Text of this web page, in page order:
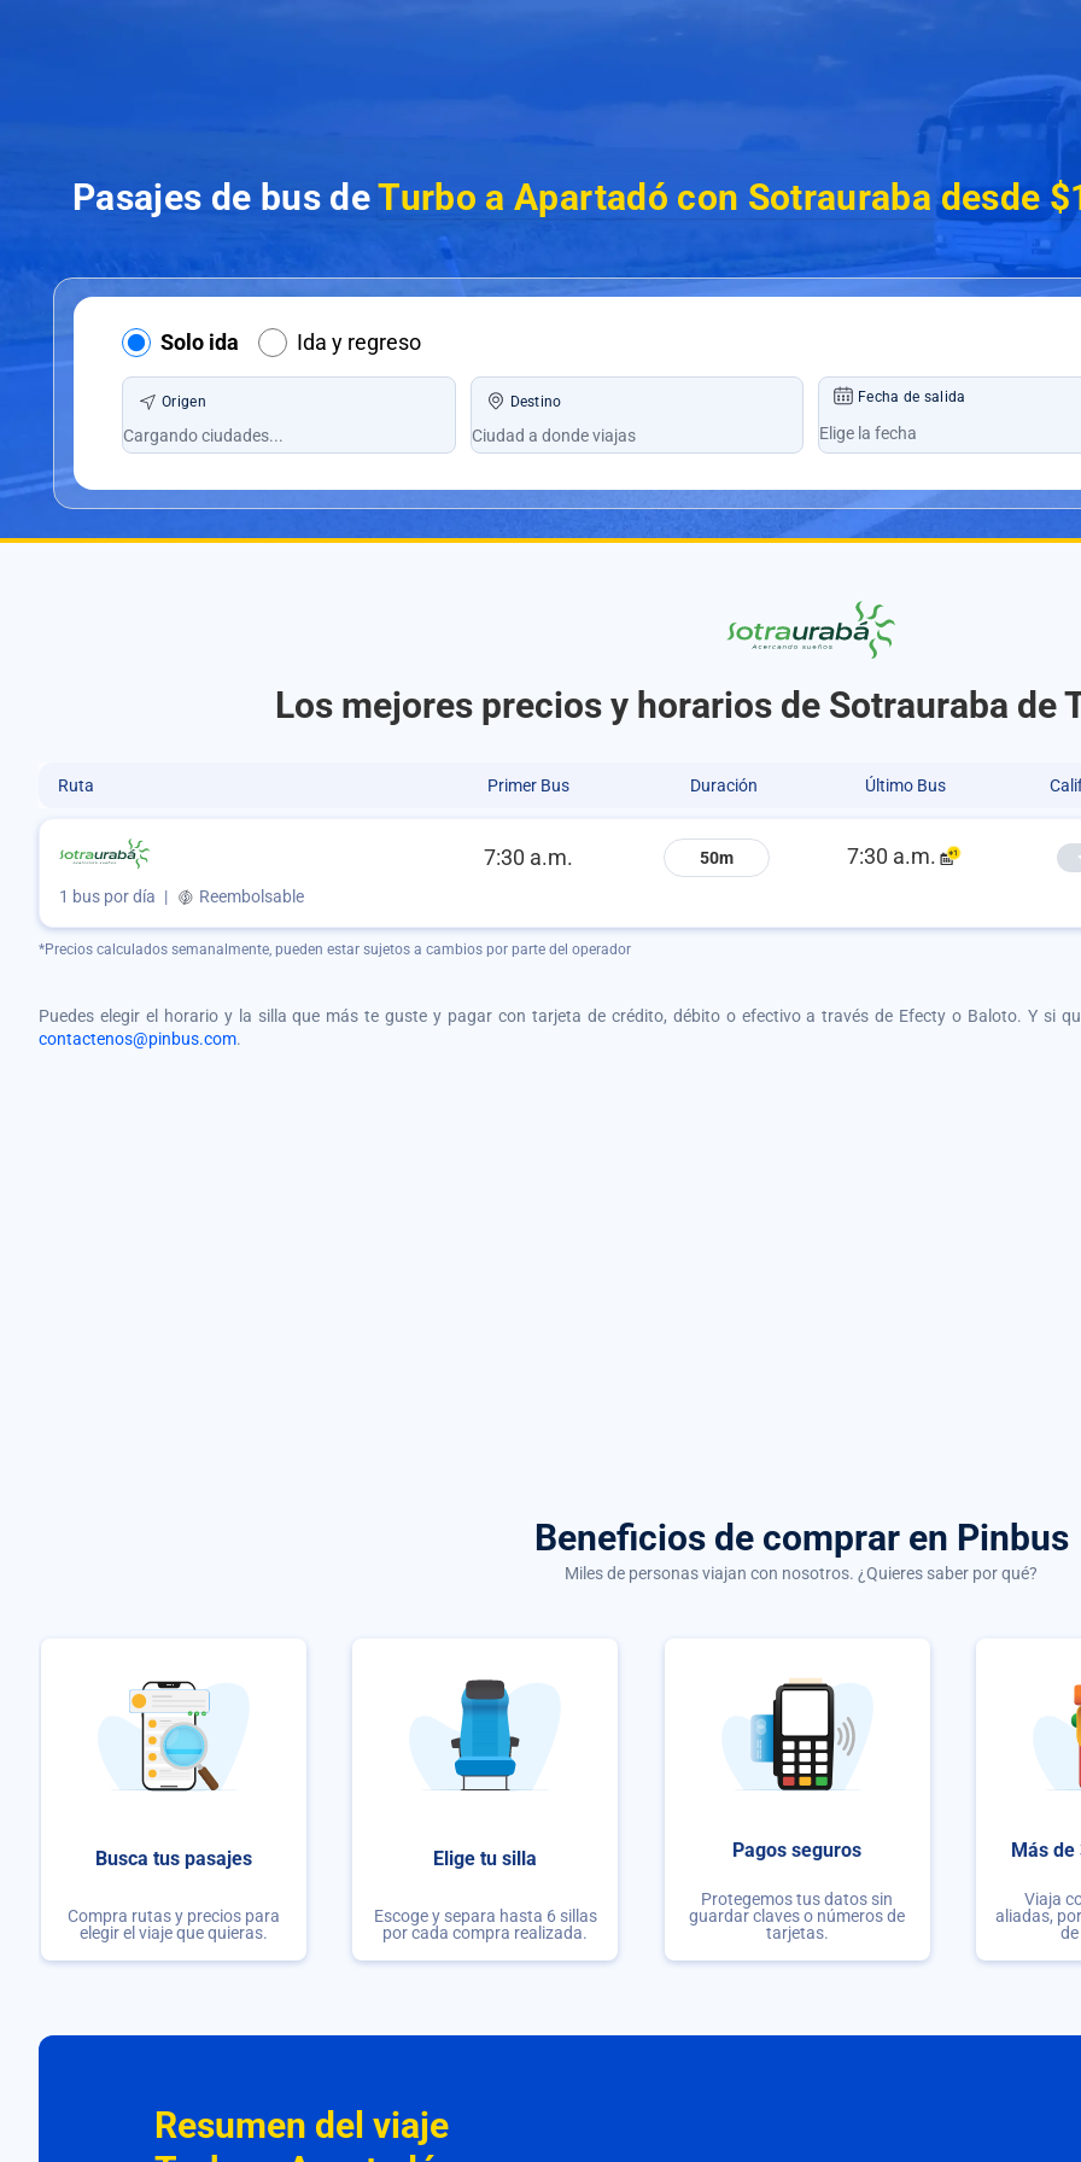
Pasajes de bus deTurbo a Apartadó con Sotrauraba desde
Solo ida Ida y regreso
Origen Destino Fecha de salida
Los mejores precios y horarios de Sotrauraba de
Ruta Primer Bus Duración Último Bus
7:30 a.m. 50m 7:30 a.m.
1 bus por día | Reembolsable
*Precios calculados semanalmente, pueden estar sujetos a cambios por parte del operador
Puedes elegir el horario y la silla que más te guste y pagar con tarjeta de crédito, débito o efectivo a través de Efecty o Baloto. Y si
contactenos@pinbus.com.
Beneficios de comprar en Pinbus
Miles de personas viajan con nosotros. ¿Quieres saber por qué?
Busca tus pasajes
Compra rutas y precios para
elegir el viaje que quieras.
Elige tu silla
Escoge y separa hasta 6 sillas
por cada compra realizada.
Pagos seguros
Protegemos tus datos sin
guardar claves o números de
tarjetas.
Más
Viaja
aliadas,
Resumen del viaje